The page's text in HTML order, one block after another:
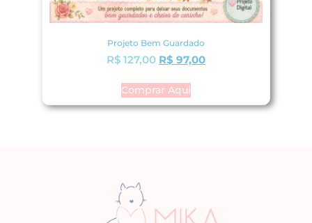
Projeto Bem Guardado
R$ 127,00 R$ 97,00
Comprar Aqui